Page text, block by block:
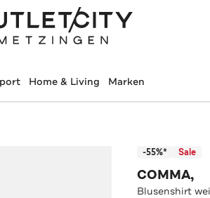
Home & Living Marken
-55%* Sale
COMMA,
Blusenshirt